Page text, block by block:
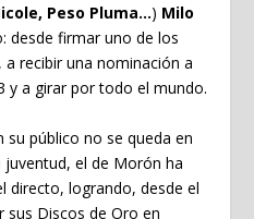
Peso Pluma…) Milo
desde firmar uno de los
recibir una nominación a
y a girar por todo el mundo.
su público no se queda en
juventud, el de Morón ha
directo, logrando, desde el
Discos de Oro en